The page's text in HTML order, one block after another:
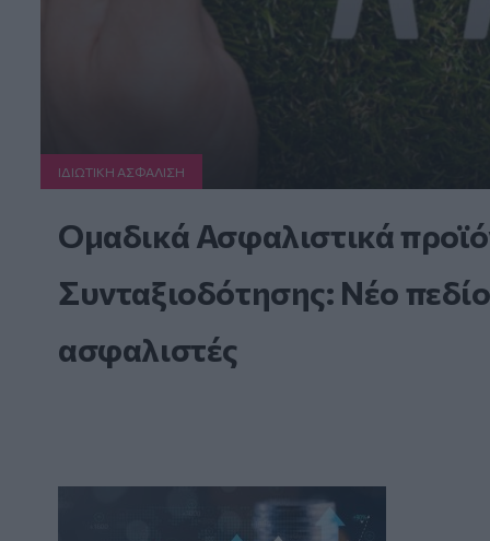
ΙΔΙΩΤΙΚΗ ΑΣΦAΛΙΣΗ
Ομαδικά Ασφαλιστικά
Συνταξιοδότησης: Νέο
ασφαλιστές